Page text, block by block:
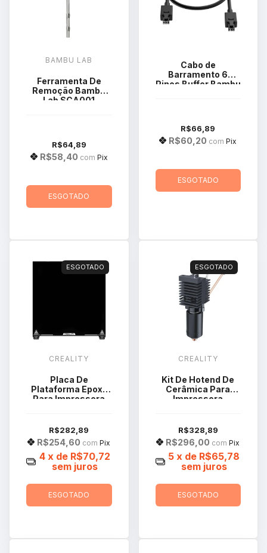
BAMBU LAB
Ferramenta De
Remoção Bambu
Lab SCA001
R$64,89
R$58,40 com Pix
ESGOTADO
Cabo de
Barramento 6
Pinos Buffer Bambu
R$66,89
R$60,20 com Pix
ESGOTADO
ESGOTADO
CREALITY
Placa De
Plataforma Epoxy
Para Impressora
R$282,89
R$254,60 com Pix
4 x de R$70,72
sem juros
ESGOTADO
ESGOTADO
CREALITY
Kit De Hotend De
Cerâmica Para
Impressora
R$328,89
R$296,00 com Pix
5 x de R$65,78
sem juros
ESGOTADO